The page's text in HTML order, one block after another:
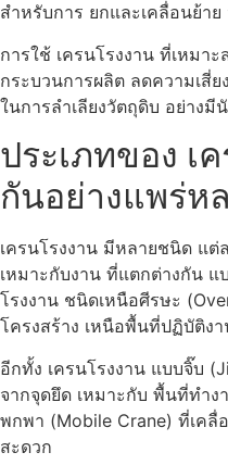
สำหรับการ ยกและเคลื่อนย้า
การใช้ เครนโรงงาน ที่เหมา
กระบวนการผลิต ลดความเสี่
ในการลำเลียงวัตถุดิบ อย่างมี
ประเภทของ เ
กันอย่างแพร่ห
เครนโรงงาน มีหลายชนิด แ
เหมาะกับงาน ที่แตกต่างกัน
โรงงาน ชนิดเหนือศีรษะ
โครงสร้าง เหนือพื้นที่ปฏิบัติง
อีกทั้ง เครนโรงงาน แบบจิ๊บ
จากจุดยึด เหมาะกับ พื้นที่ทำง
พกพา (Mobile Crane) ที่เคลื่
สะดวก